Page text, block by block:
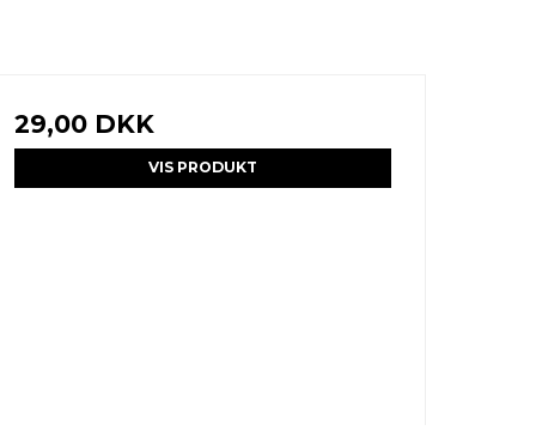
29,00 DKK
VIS PRODUKT